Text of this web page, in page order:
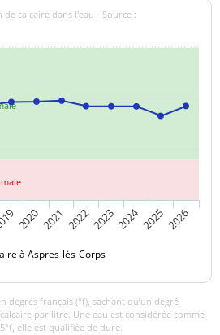
0,12 NFU <=2 NFU
calcaire dans l'eau - Source :
à Aspres-lès-Corps
20202021 20222023202420252026
degrés français (°f), sachant qu’un degré
par litre. Une eau est considérée comme
elle est qualifiée de dure.